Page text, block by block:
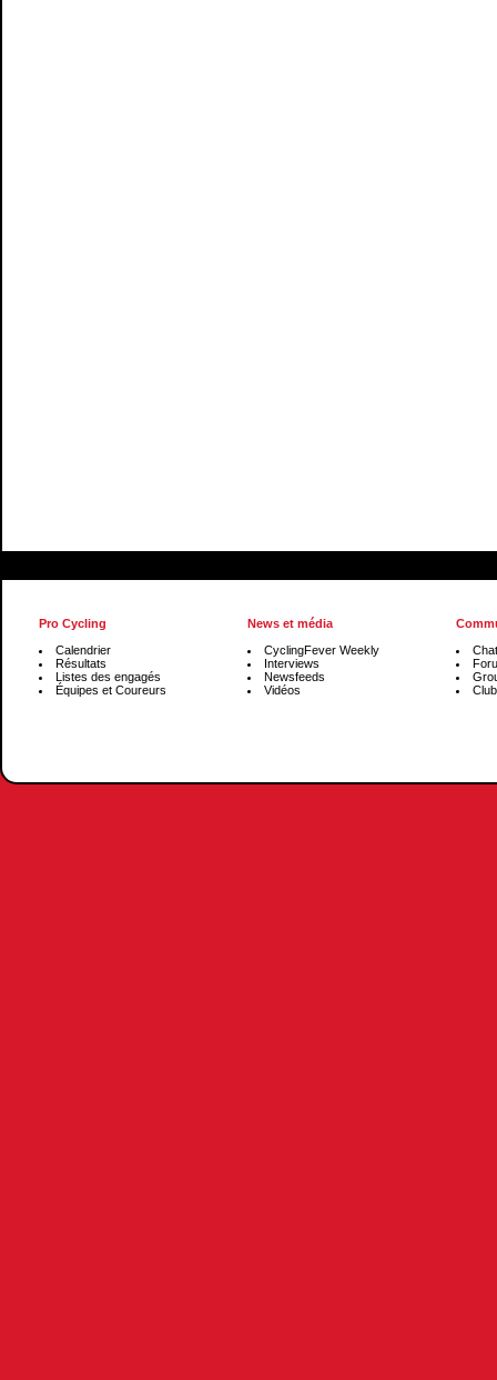
Pro Cycling
Calendrier
Résultats
Listes des engagés
Équipes et Coureurs
News et média
CyclingFever Weekly
Interviews
Newsfeeds
Vidéos
Chat